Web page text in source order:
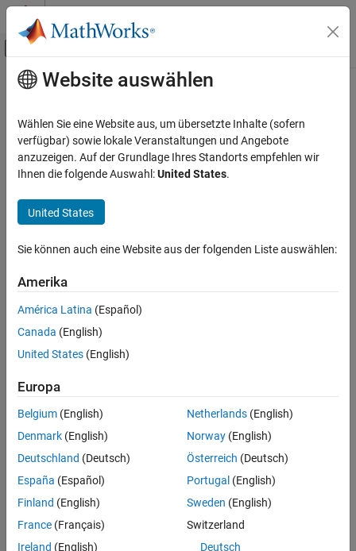
Weiter zum Inhalt
Umschaltung für Off-Canvas-
Startseite der Dokumentation
Modeling Guidelines
MAB Modeling Guidelines
mp_0007: How to describe executable
Guideline Publication
MATLAB Versions
Rule
Rationale
Last Changed
Version History
Hauptinhalt
mp_0007: How to describe
executable statements
Since R2024b
Guideline Publication
Control Algorithm Modeling Guidelines - Using
Simulink®, andStateflow
Sub ID Recommendations
JMAAB — a, b
MATLABVersions
All
Rule
Sub ID a
Multiple execution statements shall not be written in a single line.
Example — Correct
Website auswählen
Wählen Sie eine Website aus, um übersetzte Inhalte (sofern
verfügbar) sowie lokale Veranstaltungen und Angebote
anzuzeigen. Auf der Grundlage Ihres Standorts empfehlen wir
Ihnen die folgende Auswahl:United States.
United States
Sie können auch eine Website aus der folgenden Liste auswählen:
Amerika
América Latina (Español)
Canada (English)
United States (English)
Europa
Belgium (English)
Denmark (English)
Deutschland (Deutsch)
España (Español)
Finland (English)
France (Français)
Ireland (English)
Netherlands(English)
Norway(English)
Österreich (Deutsch)
Portugal (English)
Sweden (English)
Switzerland
Deutsch